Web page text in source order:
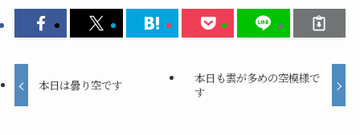
本日は曇り空です
本日も雲が多めの空模様で
す